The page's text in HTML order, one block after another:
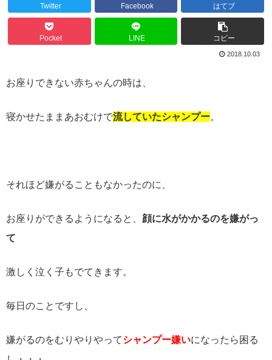
Twitter Facebook はてブ
Pocket LINE コピー
2018.10.03
お座りできない赤ちゃんの時は、
寝かせたままあおむけで流していたシャンプー。
それほど嫌がることもなかったのに、
お座りができるようになると、 顔に水がかかるのを嫌がっ
て
激しく泣く子もでてきます。
毎日のことですし、
嫌がるのをむりやりやってシャンプー嫌いになったら困る